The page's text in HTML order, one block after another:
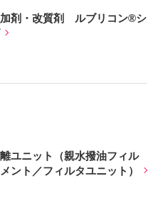
剤・改質剤 ルブリコン®シ
ユニット（親水撥油フィル
ント／フィルタユニット）